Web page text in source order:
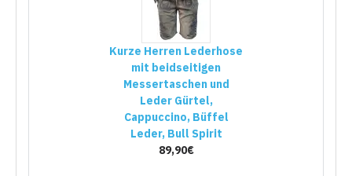
Kurze Herren Lederhose
mit beidseitigen
Messertaschen und
Leder Gürtel,
Cappuccino, Büffel
Leder, Bull Spirit
89,90€